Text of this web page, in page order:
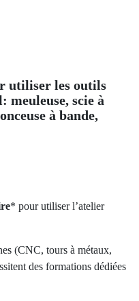
utiliser les outils
meuleuse,
ponceuse
* pour utiliser
outils.
(CNC, tours à
TIG) nécessitent